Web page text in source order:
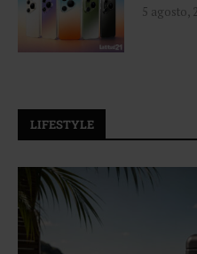
5 agosto,
LIFESTYLE